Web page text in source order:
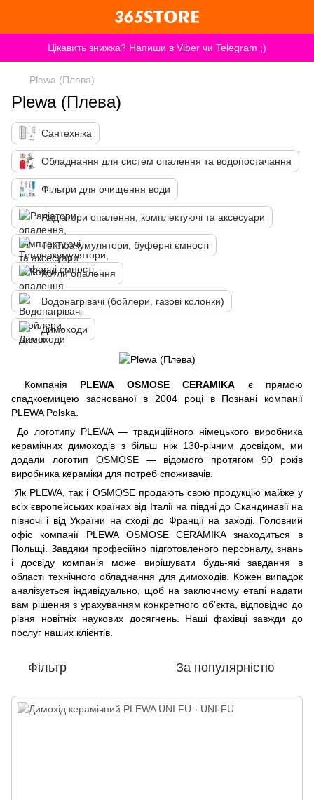
Цікавить знижка? Напиши в Viber чи Telegram ;)
Plewa (Плева)
Plewa (Плева)
Сантехніка
Обладнання для систем опалення та водопостачання
Фільтри для очищення води
Радіатори опалення, комплектуючі та аксесуари
Теплоакумулятори, буферні ємності
Котли опалення
Водонагрівачі (бойлери, газові колонки)
Димоходи
Компанія PLEWA OSMOSE CERAMIKA є прямою
спадкоємицею заснованої в 2004 році в Познані компанії
PLEWA Polska.
До логотипу PLEWA — традиційного німецького виробника
керамічних димоходів з більш ніж 130-річним досвідом, ми
додали логотип OSMOSE — відомого протягом 90 років
виробника кераміки для потреб споживачів.
Як PLEWA, так і OSMOSE продають свою продукцію майже у
всіх європейських країнах від Італії на півдні до Скандинавії на
півночі і від України на сході до Франції на заході. Головний
офіс компанії PLEWA OSMOSE CERAMIKA знаходиться в
Польщі. Завдяки професійно підготовленого персоналу, знань
і досвіду компанія може вирішувати будь-які завдання в
області технічного обладнання для димоходів. Кожен випадок
аналізується індивідуально, щоб на заключному етапі надати
вам рішення з урахуванням конкретного об'єкта, відповідно до
рівня новітніх наукових досягнень. Наші фахівці завжди до
послуг наших клієнтів.
Фільтр За популярністю